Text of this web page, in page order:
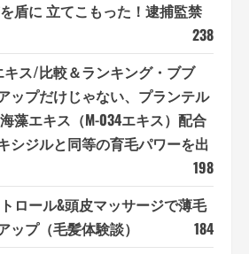
盾に 立てこもった！逮捕監禁
238
キス/比較＆ランキング・ブブ
ップだけじゃない、プランテル
藻エキス（M-034エキス）配合
シジルと同等の育毛パワーを出
198
ロール&頭皮マッサージで薄毛
ップ（毛髪体験談）
184